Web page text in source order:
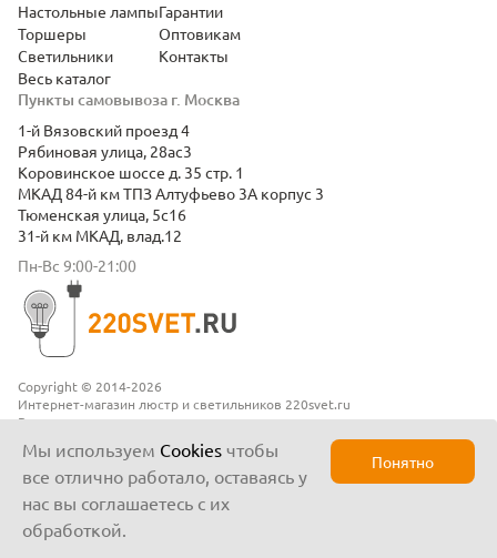
Copyright © 2014-2026
Интернет-магазин люстр и светильников 220svet.ru
Все права защищены
Пункты самовывоза г. Москва
1-й Вязовский проезд 4
Рябиновая улица, 28ас3
Коровинское шоссе д. 35 стр. 1
МКАД 84-й км ТПЗ Алтуфьево 3А корпус 3
Тюменская улица, 5с16
31-й км МКАД, влад.12
Пн-Вс 9:00-21:00
Настольные лампы
Торшеры
Светильники
Весь каталог
Гарантии
Оптовикам
Контакты
Мы используем Cookies чтобы
все отлично работало, оставаясь у
нас вы соглашаетесь с их
обработкой.
Понятно